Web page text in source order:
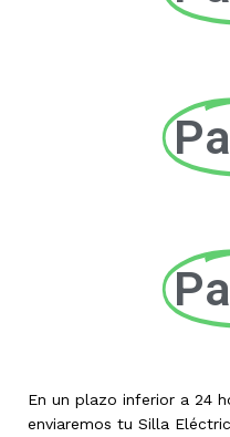
En un plazo inferior a 24
enviaremos tu Silla